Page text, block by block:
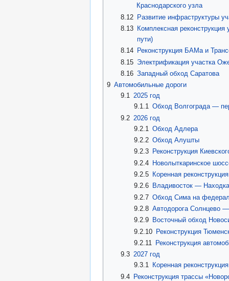
Краснодарского узла
8.12 Развитие инфраструктуры
8.13
Комплексная
пути)
8.14
Реконструкция БАМа и
8.15 Электрификация участка
8.16 Западный обход Саратова
9 Автомобильные дороги
9.1 2025 год
9.1.1 Обход Волгограда —
9.2 2026 год
9.2.1
Обход Адлера
9.2.2 Обход Алушты
9.2.3 Реконструкция
9.2.4 Новолыткаринское
9.2.5 Коренная
9.2.6 Владивосток —
9.2.7 Обход Сима на
9.2.8 Автодорога Солнцево
9.2.9 Восточный обход
9.2.10 Реконструкция
9.2.11
Реконструкция
9.3 2027 год
9.3.1 Коренная
9.4 Реконструкция трассы